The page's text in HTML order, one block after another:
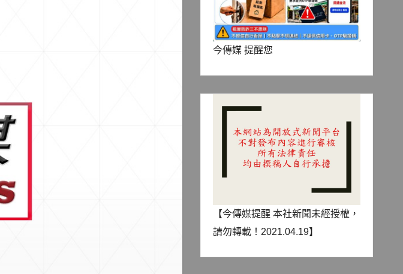
今傳媒 提醒您
【今傳媒提醒 本社新聞未經授權，
請勿轉載！2021.04.19】